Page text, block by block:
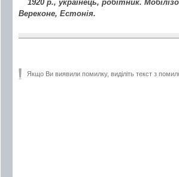
1920 р., українець, робітник.
Вереконе, Естонія.
Якщо Ви виявили помилку, виділіть текст з